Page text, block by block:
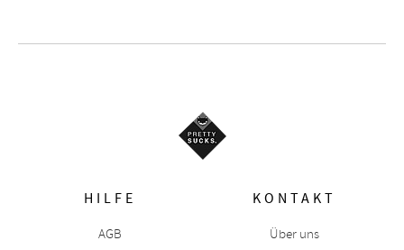
HILFE
AGB
KONTAKT
Über uns